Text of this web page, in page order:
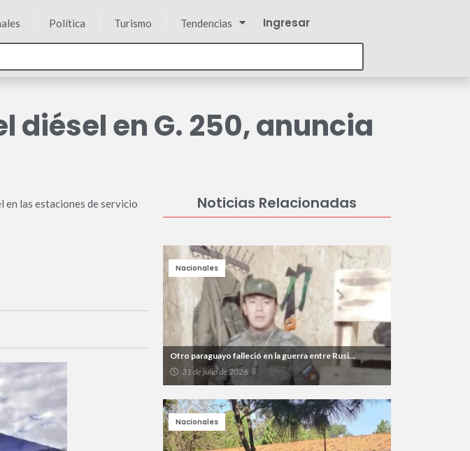
Política Turismo Tendencias Ingresar
diésel en G. 250, anuncia
en las estaciones de servicio
Noticias Relacionadas
Otro paraguayo falleció en la guerra entre Rusi...
31 de julio de 2026
Nacionales
Nacionales